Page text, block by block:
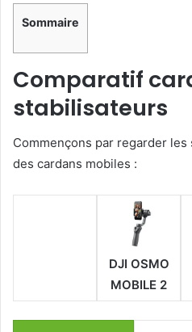
Sommaire
Comparatif
stabilisateurs
Commençons par regarder
des cardans mobiles :
DJI OSMO
MOBILE 2